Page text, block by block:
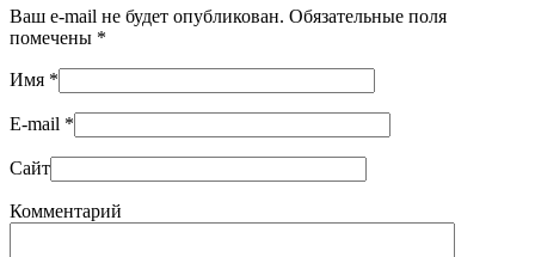
Ваш e-mail не будет опубликован. Обязательные поля
помечены *
Имя *
E-mail *
Сайт
Комментарий